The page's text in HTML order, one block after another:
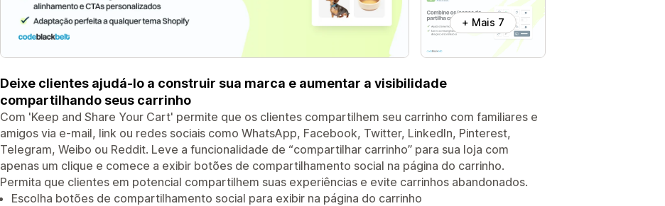
+ Mais 7
Deixe clientes ajudá-lo a construir sua marca e aumentar a visibilidade
compartilhando seus carrinho
Com 'Keep and Share Your Cart' permite que os clientes compartilhem seu carrinho com familiares e
amigos via e-mail, link ou redes sociais como WhatsApp, Facebook, Twitter, LinkedIn, Pinterest,
Telegram, Weibo ou Reddit. Leve a funcionalidade de “compartilhar carrinho” para sua loja com
apenas um clique e comece a exibir botões de compartilhamento social na página do carrinho.
Permita que clientes em potencial compartilhem suas experiências e evite carrinhos abandonados.
Escolha botões de compartilhamento social para exibir na página do carrinho